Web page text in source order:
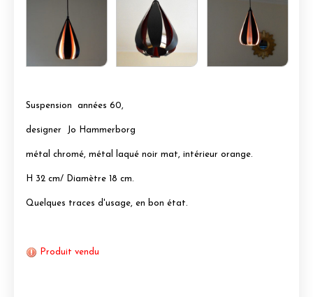
Suspension années 60,
designer Jo Hammerborg
métal chromé, métal laqué noir mat, intérieur orange.
H 32 cm/ Diamètre 18 cm.
Quelques traces d'usage, en bon état.
Produit vendu